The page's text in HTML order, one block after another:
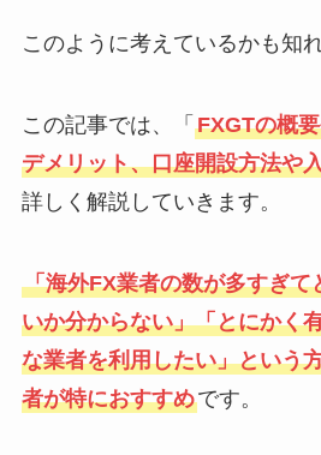
このように考えているかも知
この記事では、「 FXGTの概
デメリット、口座開設方法や
詳しく解説していきます。
「海外FX業者の数が多すぎて
いか分からない」「とにかく
な業者を利用したい」という
者が特におすすめです。